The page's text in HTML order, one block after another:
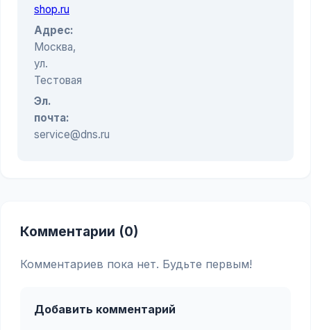
shop.ru
Адрес:
Москва,
ул.
Тестовая
Эл.
почта:
service@dns.ru
Комментарии (0)
Комментариев пока нет. Будьте первым!
Добавить комментарий